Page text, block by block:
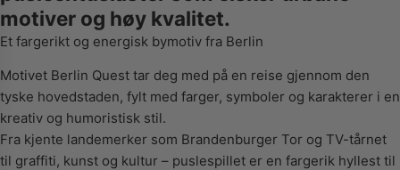
motiver og høy kvalitet.
Et fargerikt og energisk bymotiv fra Berlin
Motivet Berlin Quest tar deg med på en reise gjennom den
tyske hovedstaden, fylt med farger, symboler og karakterer i en
kreativ og humoristisk stil.
Fra kjente landemerker som Brandenburger Tor og TV-tårnet
til graffiti, kunst og kultur – puslespillet er en fargerik hyllest til